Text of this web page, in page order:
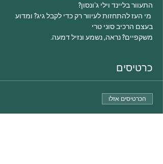
מי העז להתחזות לעיוור רק כדי לקבל גיג? ומדוע
משקפיים? נראה, נשמע ונזיל דמעה.
כרטיסים
הכרטיסים אזלו
סוג כרטיס